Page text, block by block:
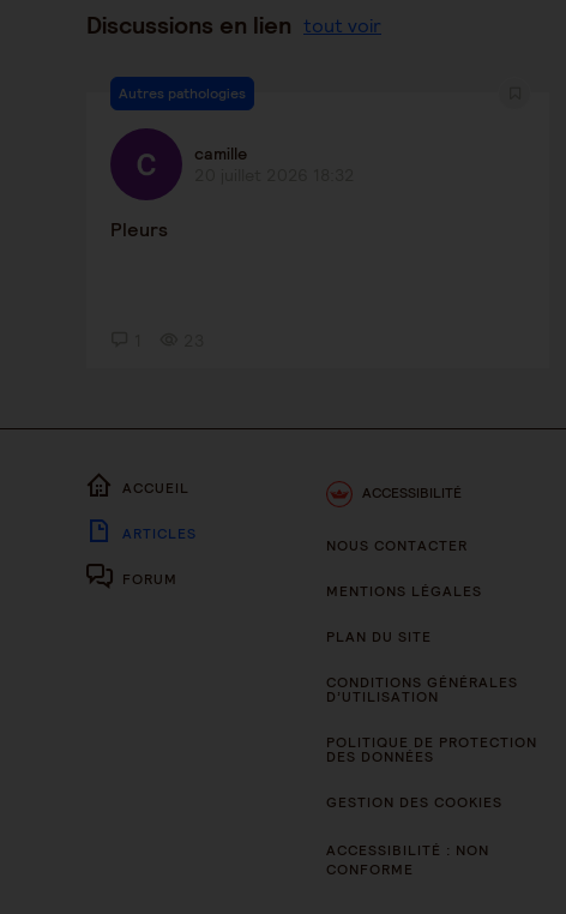
Discussions en lien tout voir
Autres pathologies
camille
Pleurs
ACCUEIL
ARTICLES
FORUM
ACCESSIBILITÉ
NOUS CONTACTER
MENTIONS LÉGALES
PLAN DU SITE
CONDITIONS GÉNÉRALES
D’UTILISATION
POLITIQUE DE PROTECTION
DES DONNÉES
GESTION DES COOKIES
ACCESSIBILITÉ : NON
CONFORME